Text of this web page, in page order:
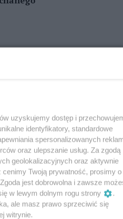
psi
łapach.
Jak dla
sam,
uzyskujemy dostęp i
identyfikatory, standardowe
spersonalizowanych
oraz ulepszanie usług. Za zgodą
geolokalizacyjnych oraz aktywnie
Twoją prywatność, prosimy o
jest dobrowolna i zawsze
w lewym dolnym rogu strony
.
ale masz prawo sprzeciwić się
witrynie.